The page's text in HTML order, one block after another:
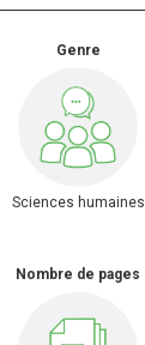
Genre
Sciences humaines
Nombre de pages